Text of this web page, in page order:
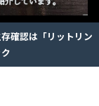
確認は「リットリン